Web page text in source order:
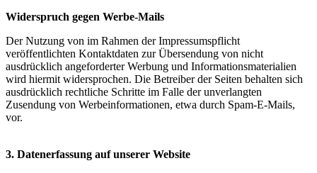
Widerspruch gegen Werbe-Mails
Der Nutzung von im Rahmen der Impressumspflicht
veröffentlichten Kontaktdaten zur Übersendung von nicht
ausdrücklich angeforderter Werbung und Informationsmaterialien
wird hiermit widersprochen. Die Betreiber der Seiten behalten sich
ausdrücklich rechtliche Schritte im Falle der unverlangten
Zusendung von Werbeinformationen, etwa durch Spam-E-Mails,
vor.
3. Datenerfassung auf unserer Website